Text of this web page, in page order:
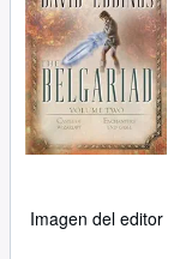
Imagen del editor